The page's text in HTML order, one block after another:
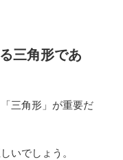
三角形であ
三角形」が重要だ
いでしょう。